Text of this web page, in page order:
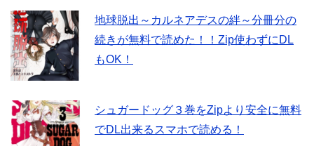
地球脱出～カルネアデスの絆～分冊分の
続きが無料で読めた！！Zip使わずにDL
もOK！
シュガードッグ３巻をZipより安全に無料
でDL出来るスマホで読める！